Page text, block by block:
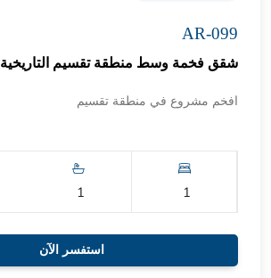
AR-099
شقق فخمة وسط منطقة تقسيم التاريخية 34
افخم مشروع في منطقة تقسيم
1
1
استفسر الآن